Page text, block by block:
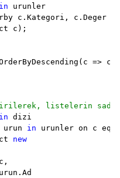
in urunler
c.Kategori, c.Deger
c);
=>
listelerin
in dizi
urun
in urunler on c
new